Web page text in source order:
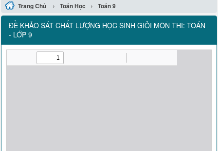
Trang Chủ › Toán Học › Toán 9
ĐỀ KHẢO SÁT CHẤT LƯỢNG HỌC SINH GIỎI MÔN THI: TOÁN
- LỚP 9